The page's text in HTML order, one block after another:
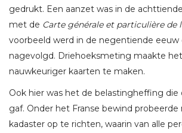
gedrukt. Een aanzet was in de
met de Carte générale et particulière de
voorbeeld werd in de negentiende eeuw
nagevolgd. Driehoeksmeting maakte
nauwkeuriger kaarten te maken.
Ook hier was het de belastingheffing
gaf. Onder het Franse bewind probeerde
kadaster op te richten, waarin van alle